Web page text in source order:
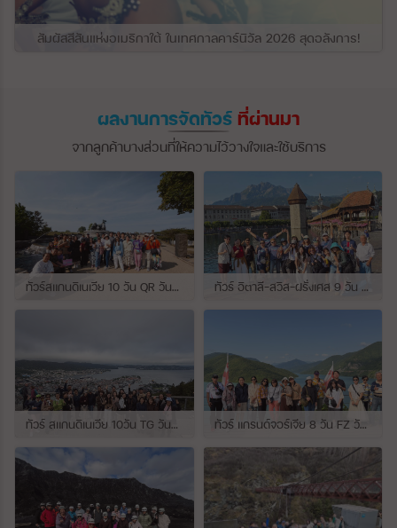
สัมผัสสีสันแห่งอเมริกาใต้ ในเทศกาลคาร์นิวัล 2026 สุดอลังการ!
ผลงานการจัดทัวร์ ที่ผ่านมา
จากลูกค้าบางส่วนที่ให้ความไว้วางใจและใช้บริการ
ทัวร์สแกนดิเนเวีย 10 วัน QR วันที่ 23 กรกฏาคม - 01 สิงหาคม 2569 เดินทางกับไกด์พี่จุ้ย และ พี่กั้ง ทัวร์ อิตาลี-สวิส-ฝรั่งเศส 9 วัน QR วันที่ 24 กรกฏาคม - 01 สิงหาคม 2569 เดินทางกับไกด์พี่เช
ทัวร์ สแกนดิเนเวีย 10วัน TG วันที่ 24 กรกฏาคม - 02 สิงหาคม 2569 เดินทางกับไกด์พี่ยอร์ช ทัวร์ แกรนด์จอร์เจีย 8 วัน FZ วันที่ 26 กรกฎาคม - 02 สิงหาคม 2569 เดินทางกับไกด์พี่โจ๊ก